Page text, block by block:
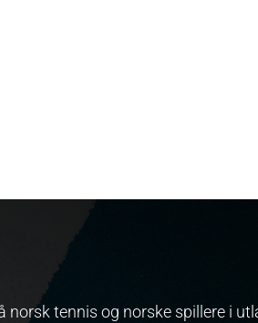
norsk tennis og norske spillere i